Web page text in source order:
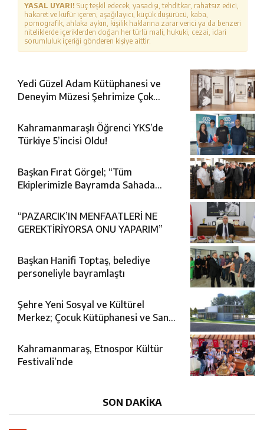
YASAL UYARI! Suç teşkil edecek, yasadışı, tehditkar, rahatsız edici,
hakaret ve küfür içeren, aşağılayıcı, küçük düşürücü, kaba,
pornografik, ahlaka aykırı, kişilik haklarına zarar verici ya da benzeri
niteliklerde içeriklerden doğan her türlü mali, hukuki, cezai, idari
sorumluluk içeriği gönderen kişiye aittir.
Yedi Güzel Adam Kütüphanesi ve
Deneyim Müzesi Şehrimize Çok
Kahramanmaraşlı Öğrenci YKS’de
Türkiye 5’incisi Oldu!
Başkan Fırat Görgel; “Tüm
Ekiplerimizle Bayramda Sahada
“PAZARCIK’IN MENFAATLERİ NE
GEREKTİRİYORSA ONU YAPARIM”
Başkan Hanifi Toptaş, belediye
personeliyle bayramlaştı
Şehre Yeni Sosyal ve Kültürel
Merkez; Çocuk Kütüphanesi ve Sanat
Kahramanmaraş, Etnospor Kültür
Festivali’nde
SON DAKİKA